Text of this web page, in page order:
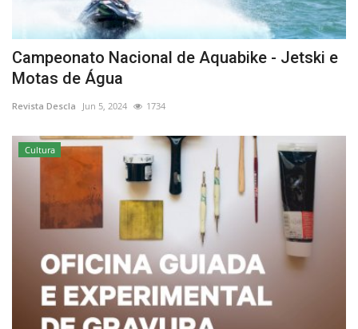
Campeonato Nacional de Aquabike - Jetski e
Motas de Água
Revista Descla Jun 5, 2024 1734
Cultura